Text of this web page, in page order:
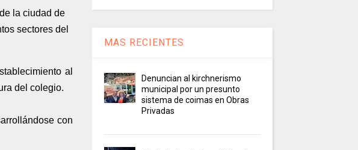
de la ciudad de
sectores del
al
del colegio.
con
MAS RECIENTES
Denuncian al kirchnerismo
municipal por un presunto
sistema de coimas en Obras
Privadas